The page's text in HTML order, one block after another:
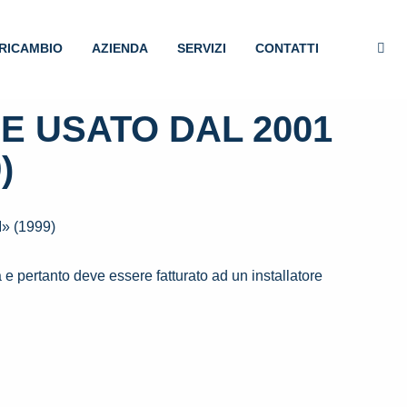
AZIENDA SERVIZI CONTATTI
USATO DAL 2001
(1999)
pertanto deve essere fatturato ad un installatore